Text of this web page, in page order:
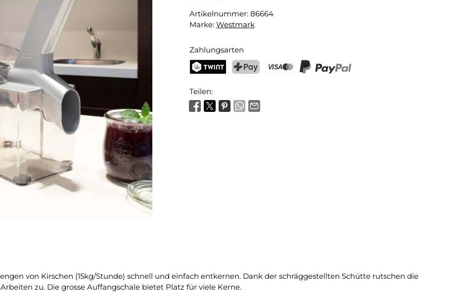
Dein Name
Benachrichtigung aktivieren
Artikelnummer: 86664
Marke: Westmark
Zahlungsarten
Teilen:
von Kirschen (15kg/Stunde) schnell und einfach entkernen. Dank der schräggestellten Schütte rutschen die
zu. Die grosse Auffangschale bietet Platz für viele Kerne.